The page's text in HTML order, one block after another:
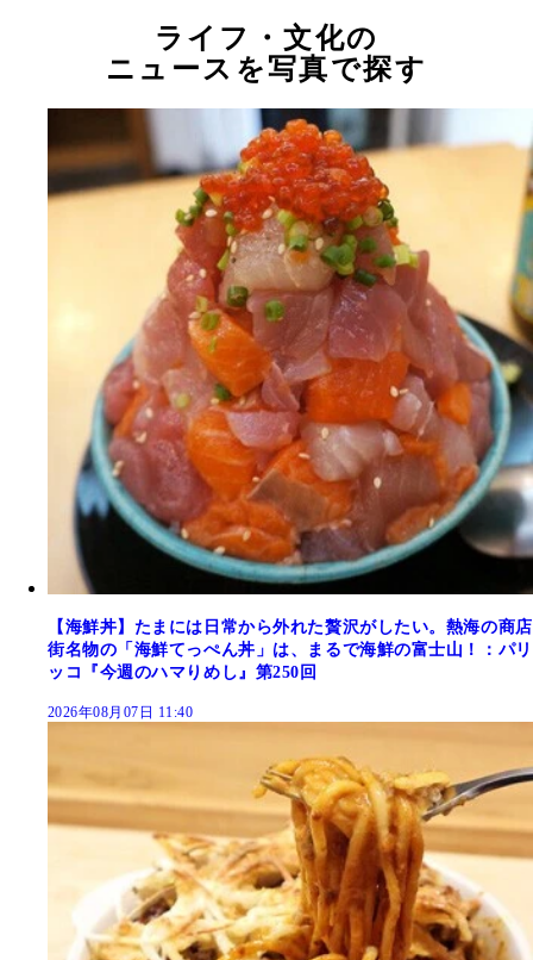
ライフ・文化の
ニュースを写真で探す
【海鮮丼】たまには日常から外れた贅沢がしたい。熱海の商店
街名物の「海鮮てっぺん丼」は、まるで海鮮の富士山！：パリ
ッコ『今週のハマりめし』第250回
2026年08月07日 11:40